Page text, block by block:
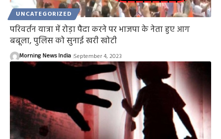
UNCATEGORIZED
परिवर्तन यात्रा में रोड़ा पैदा करने पर भाजपा के नेता हुए आग
बबूला, पुलिस को सुनाई खरी खोटी
Morning News India September 4, 2023